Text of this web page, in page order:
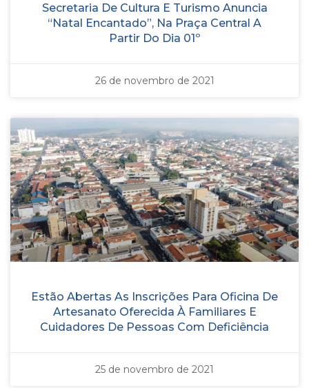
Secretaria De Cultura E Turismo Anuncia
“Natal Encantado”, Na Praça Central A
Partir Do Dia 01º
26 de novembro de 2021
Estão Abertas As Inscrições Para Oficina De
Artesanato Oferecida À Familiares E
Cuidadores De Pessoas Com Deficiência
25 de novembro de 2021